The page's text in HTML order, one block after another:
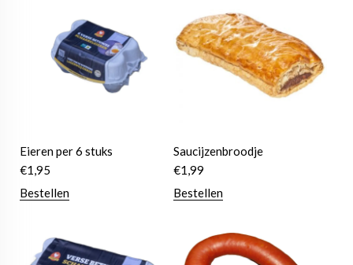
Eieren per 6 stuks
€1,95
Bestellen
Saucijzenbroodje
€1,99
Bestellen